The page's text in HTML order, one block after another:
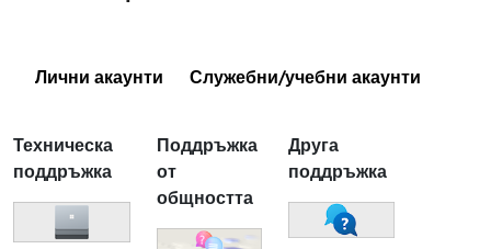
Лични акаунти Служебни/учебни акаунти
Техническа
поддръжка
Поддръжка
от
общността
Друга
поддръжка